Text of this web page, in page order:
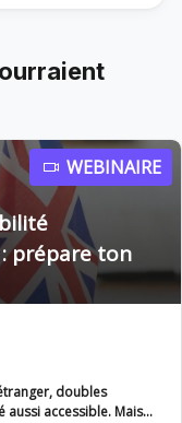
WEBINAIRE
prépare ton
doubles
accessible. Mais